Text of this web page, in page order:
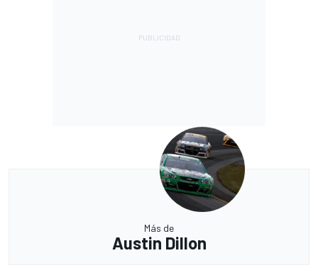
Más de
Austin Dillon